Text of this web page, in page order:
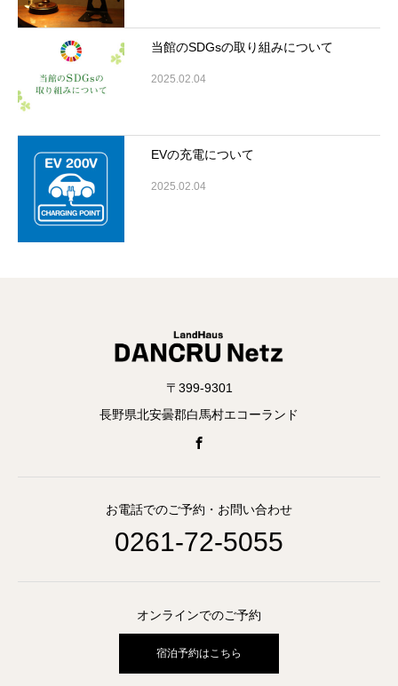
当館のSDGsの取り組みについて
2025.02.04
EVの充電について
2025.02.04
〒399-9301
長野県北安曇郡白馬村エコーランド
お電話でのご予約・お問い合わせ
0261-72-5055
オンラインでのご予約
宿泊予約はこちら